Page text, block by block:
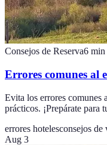
Consejos de Reserva6 min
Errores comunes al
Evita los errores comunes
prácticos. ¡Prepárate para
errores hotelesconsejos de
Aug 3